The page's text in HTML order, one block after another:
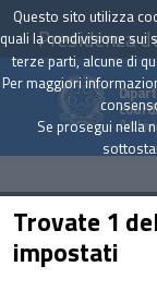
Presidenza
Trovate 1
impostati
Questo sito utilizza
quali la condivisione sui
terze parti, alcune di
Per maggiori
Se prosegui nella